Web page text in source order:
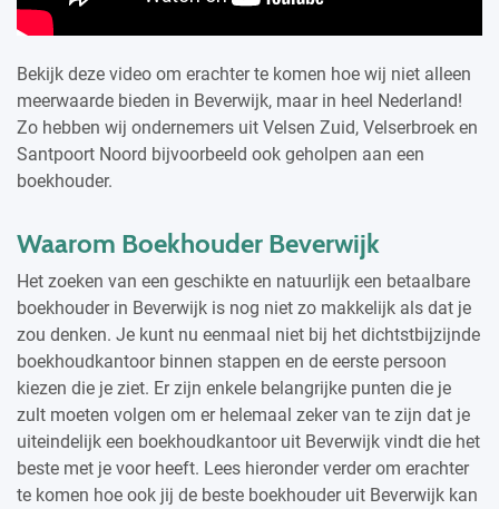
Bekijk deze video om erachter te komen hoe wij niet alleen
meerwaarde bieden in Beverwijk, maar in heel Nederland!
Zo hebben wij ondernemers uit Velsen Zuid, Velserbroek en
Santpoort Noord bijvoorbeeld ook geholpen aan een
boekhouder.
Waarom Boekhouder Beverwijk
Het zoeken van een geschikte en natuurlijk een betaalbare
boekhouder in Beverwijk is nog niet zo makkelijk als dat je
zou denken. Je kunt nu eenmaal niet bij het dichtstbijzijnde
boekhoudkantoor binnen stappen en de eerste persoon
kiezen die je ziet. Er zijn enkele belangrijke punten die je
zult moeten volgen om er helemaal zeker van te zijn dat je
uiteindelijk een boekhoudkantoor uit Beverwijk vindt die het
beste met je voor heeft. Lees hieronder verder om erachter
te komen hoe ook jij de beste boekhouder uit Beverwijk kan